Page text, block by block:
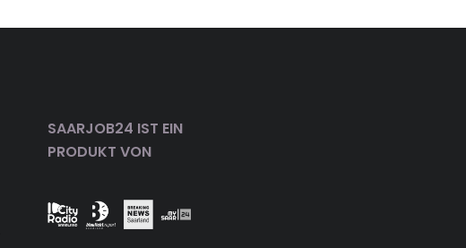
SAARJOB24 IST EIN
PRODUKT VON